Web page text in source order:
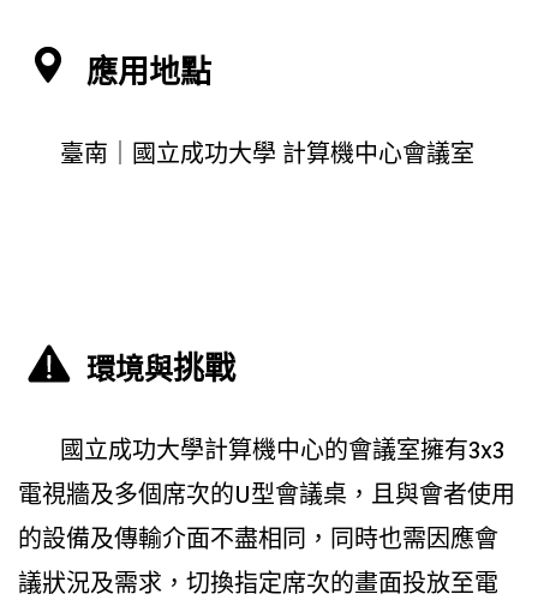
應用地點
臺南｜國立成功大學 計算機中心會議室
環境與挑戰
國立成功大學計算機中心的會議室擁有3x3
電視牆及多個席次的U型會議桌，且與會者使用
的設備及傳輸介面不盡相同，同時也需因應會
議狀況及需求，切換指定席次的畫面投放至電